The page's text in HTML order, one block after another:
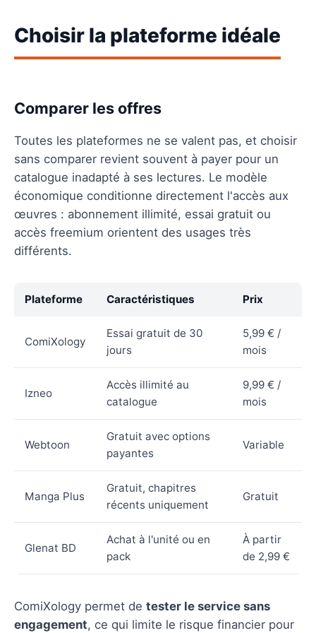
Choisir la plateforme idéale
Comparer les offres
Toutes les plateformes ne se valent pas, et choisir
sans comparer revient souvent à payer pour un
catalogue inadapté à ses lectures. Le modèle
économique conditionne directement l'accès aux
œuvres : abonnement illimité, essai gratuit ou
accès freemium orientent des usages très
différents.
Plateforme Caractéristiques Prix
ComiXology
Essai gratuit de 30
jours
5,99 € /
mois
Izneo
Accès illimité au
catalogue
9,99 € /
mois
Webtoon
Gratuit avec options
payantes
Variable
Manga Plus
Gratuit, chapitres
récents uniquement
Gratuit
Glenat BD
Achat à l'unité ou en
pack
À partir
de 2,99 €
ComiXology permet de tester le service sans
engagement, ce qui limite le risque financier pour